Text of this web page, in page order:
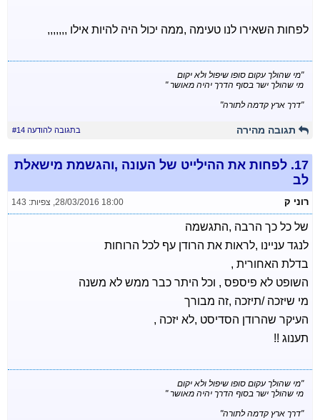
לפחות השאירו לנו טעימה ,ממה יכול היה להיות אילו ,,,,,,,
"מי שהולך עקום סופו שיפול ולא יקום
מי שהולך ישר בסוף הדרך יהיה מאושר "
"דרך ארץ קדמה לתורה"
תגובה מהירה בתגובה להודעה #14
17. לפחות את ההילייט של העונה ,והגשמת מישאלת
לב
רוני ק 28/03/2016 18:00
, צפיות: 143
של כל כך הרבה ,התגשמה
לנגד עניינו ,לראות את הרודן עף לכל הרוחות
בדלת האחורית ,
השופט לא פיספס , וכל היתר כבר ממש לא משנה
מי שיזכה /תיזכה ,זה מבורך
העיקר שהרודן הסדיסט ,לא יזכה ,
תענוג !!
"מי שהולך עקום סופו שיפול ולא יקום
מי שהולך ישר בסוף הדרך יהיה מאושר "
"דרך ארץ קדמה לתורה"